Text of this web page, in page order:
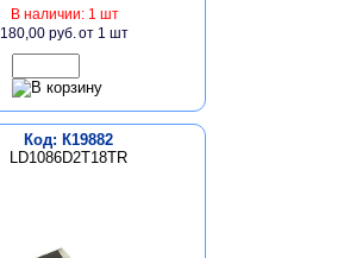
В наличии: 1 шт
180,00 руб.от 1 шт
Код: К19882
LD1086D2T18TR